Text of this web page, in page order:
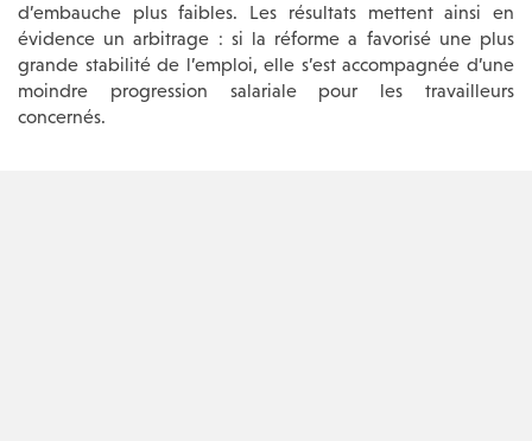
d’embauche plus faibles. Les résultats mettent ainsi en
évidence un arbitrage : si la réforme a favorisé une plus
grande stabilité de l’emploi, elle s’est accompagnée d’une
moindre progression salariale pour les travailleurs
concernés.